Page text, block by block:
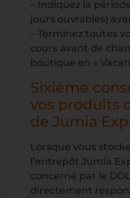
– Indiquez la
jours ouvrables)
– Terminez toutes
cours avant de
boutique en «
Sixième
vos produits
de Jumia
Lorsque vous
l’entrepôt Jumia
concerné par le
directement